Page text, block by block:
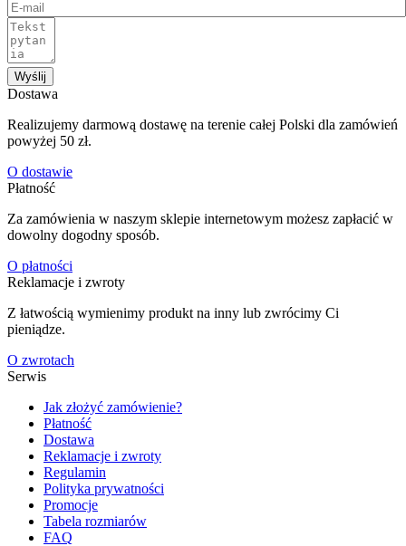
Wyślij
Dostawa
Realizujemy darmową dostawę na terenie całej Polski dla zamówień
powyżej 50 zł.
O dostawie
Płatność
Za zamówienia w naszym sklepie internetowym możesz zapłacić w
dowolny dogodny sposób.
O płatności
Reklamacje i zwroty
Z łatwością wymienimy produkt na inny lub zwrócimy Ci
pieniądze.
O zwrotach
Serwis
Jak złożyć zamówienie?
Płatność
Dostawa
Reklamacje i zwroty
Regulamin
Polityka prywatności
Promocje
Tabela rozmiarów
FAQ